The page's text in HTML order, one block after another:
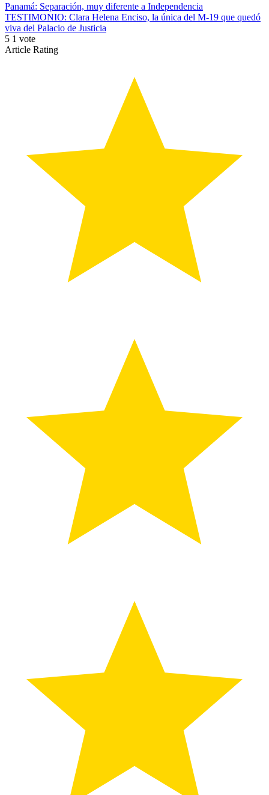
Panamá: Separación, muy diferente a Independencia
TESTIMONIO: Clara Helena Enciso, la única del M-19 que quedó
viva del Palacio de Justicia
5 1 vote
Article Rating